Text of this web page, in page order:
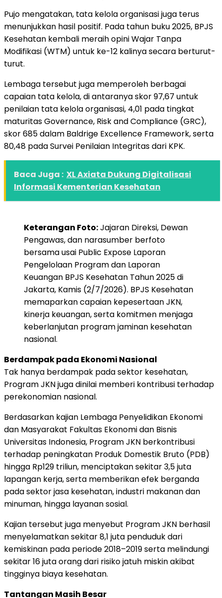
Pujo mengatakan, tata kelola organisasi juga terus
menunjukkan hasil positif. Pada tahun buku 2025, BPJS
Kesehatan kembali meraih opini Wajar Tanpa
Modifikasi (WTM) untuk ke-12 kalinya secara berturut-
turut.
Lembaga tersebut juga memperoleh berbagai
capaian tata kelola, di antaranya skor 97,67 untuk
penilaian tata kelola organisasi, 4,01 pada tingkat
maturitas Governance, Risk and Compliance (GRC),
skor 685 dalam Baldrige Excellence Framework, serta
80,48 pada Survei Penilaian Integritas dari KPK.
Baca Juga : XL Axiata Dukung Digitalisasi
Informasi Kementerian Kesehatan
Keterangan Foto:Jajaran Direksi, Dewan
Pengawas, dan narasumber berfoto
bersama usai Public Expose Laporan
Pengelolaan Program dan Laporan
Keuangan BPJS Kesehatan Tahun 2025 di
Jakarta, Kamis (2/7/2026). BPJS Kesehatan
memaparkan capaian kepesertaan JKN,
kinerja keuangan, serta komitmen menjaga
keberlanjutan program jaminan kesehatan
nasional.
Berdampak pada Ekonomi Nasional
Tak hanya berdampak pada sektor kesehatan,
Program JKN juga dinilai memberi kontribusi terhadap
perekonomian nasional.
Berdasarkan kajian Lembaga Penyelidikan Ekonomi
dan Masyarakat Fakultas Ekonomi dan Bisnis
Universitas Indonesia, Program JKN berkontribusi
terhadap peningkatan Produk Domestik Bruto (PDB)
hingga Rp129 triliun, menciptakan sekitar 3,5 juta
lapangan kerja, serta memberikan efek berganda
pada sektor jasa kesehatan, industri makanan dan
minuman, hingga layanan sosial.
Kajian tersebut juga menyebut Program JKN berhasil
menyelamatkan sekitar 8,1 juta penduduk dari
kemiskinan pada periode 2018–2019 serta melindungi
sekitar 16 juta orang dari risiko jatuh miskin akibat
tingginya biaya kesehatan.
Tantangan Masih Besar